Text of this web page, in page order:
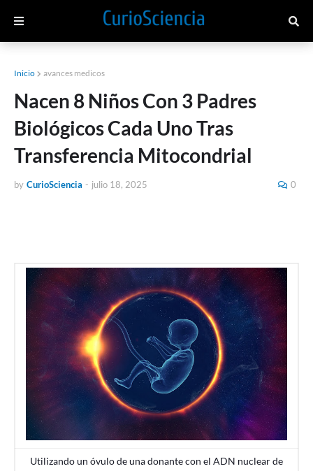
Inicio avances medicos
Nacen 8 Niños Con 3 Padres
Biológicos Cada Uno Tras
Transferencia Mitocondrial
by CurioSciencia - julio 18, 2025 0
Utilizando un óvulo de una donante con el ADN nuclear de